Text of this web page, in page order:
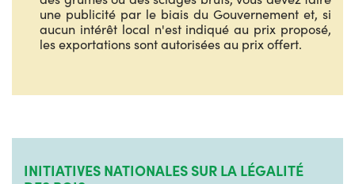
une publicité par le biais du Gouvernement et, si
aucun intérêt local n'est indiqué au prix proposé,
les exportations sont autorisées au prix offert.
INITIATIVES NATIONALES SUR LA LÉGALITÉ